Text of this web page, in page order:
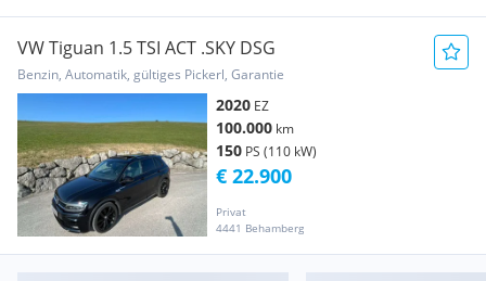
VW Tiguan 1.5 TSI ACT .SKY DSG
Benzin, Automatik, gültiges Pickerl, Garantie
2020 EZ
100.000 km
150 PS (110 kW)
Privat
4441 Behamberg
€ 22.900